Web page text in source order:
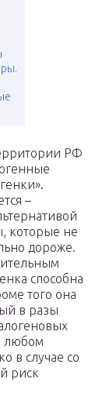
РФ
–
которые не
дороже.
способна
того она
в разы
любом
в случае со
риск